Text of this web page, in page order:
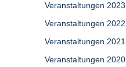
Veranstaltungen 2023
Veranstaltungen 2022
Veranstaltungen 2021
Veranstaltungen 2020